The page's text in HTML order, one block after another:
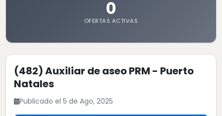
0
OFERTAS ACTIVAS
(482) Auxiliar de aseo PRM - Puerto
Natales
Publicado el 5 de Ago, 2025